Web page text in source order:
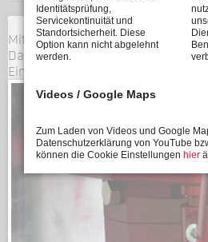
Mit dem Laden von Videos
Datenschutzerklärung von
Einstellungen
Identitätsprüfung,
Servicekontinuität und
Standortsicherheit. Diese
Option kann nicht abgelehnt
werden.
Videos / Google Maps
Zum Laden von Videos und Google
Datenschutzerklärung von YouTube
können die Cookie Einstellungen hier